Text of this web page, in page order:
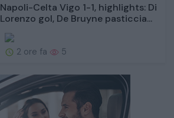
Napoli-Celta Vigo 1-1, highlights: Di
Lorenzo gol, De Bruyne pasticcia...
2 ore fa 5